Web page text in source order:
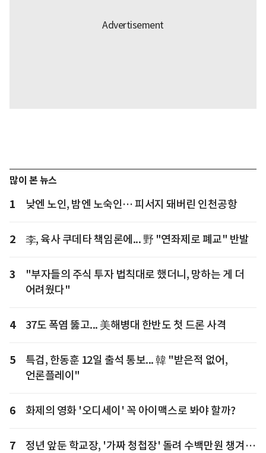
많이 본 뉴스
1 낮엔 노인, 밤엔 노숙인… 피서지 돼버린 인천공항
2 李, 육사 쿠데타 책임론에... 野 "연좌제로 폐교" 반발
3
"부자들의 주식 투자 법칙대로 했더니, 망하는 게 더
어려웠다"
4 37도 폭염 뚫고... 美해병대 한반도 첫 드론 사격
5
특검, 한동훈 12일 출석 통보... 韓 "받은적 없어,
언론플레이"
6 화제의 영화 '오디세이' 꼭 아이맥스로 봐야 할까?
7
정년 앞둔 학교장, '가짜 청첩장' 돌려 수백만원 챙겨…